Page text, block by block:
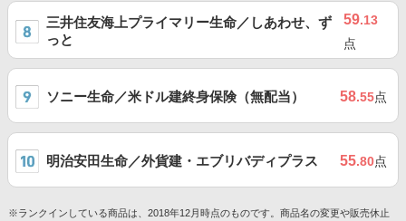
三井住友海上プライマリー生命／しあわせ、ず
っと
59.13
点
ソニー生命／米ドル建終身保険（無配当） 58.55点
明治安田生命／外貨建・エブリバディプラス 55.80点
※ランクインしている商品は、2018年12月時点のものです。商品名の変更や販売休止